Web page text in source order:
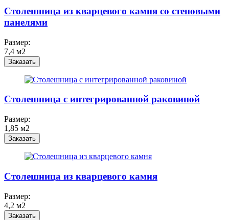
Cтолешница из кварцевого камня со стеновыми
панелями
Размер:
7,4 м2
Заказать
Столешница c интегрированной раковиной
Размер:
1,85 м2
Заказать
Столешница из кварцевого камня
Размер:
4,2 м2
Заказать